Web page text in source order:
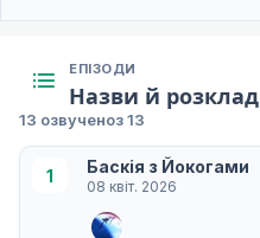
ЕПІЗОДИ
Назви й розклад
13 озвученоз 13
1 Баскія з Йокогами
08 квіт. 2026